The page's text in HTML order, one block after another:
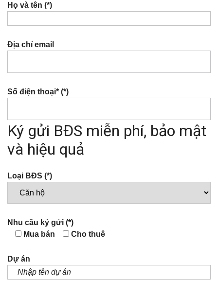
Họ và tên (*)
Địa chỉ email
Số điện thoại* (*)
Ký gửi BĐS miễn phí, bảo mật
và hiệu quả
Loại BĐS (*)
Nhu cầu ký gửi (*)
Mua bán
Cho thuê
Dự án